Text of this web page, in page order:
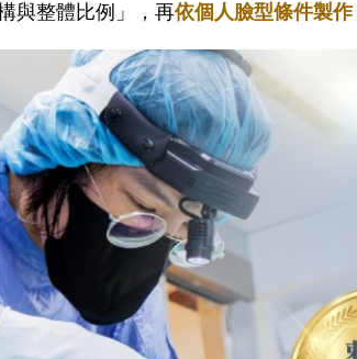
與整體比例」，再依個人臉型條件製作